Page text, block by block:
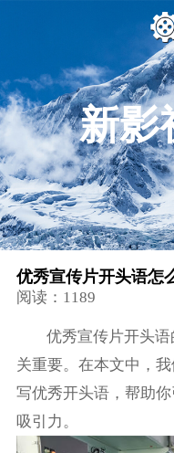
新影
优秀宣传片开头语怎
阅读：1189
优秀宣传片开头
关重要。在本文中，
写优秀开头语，帮助
吸引力。